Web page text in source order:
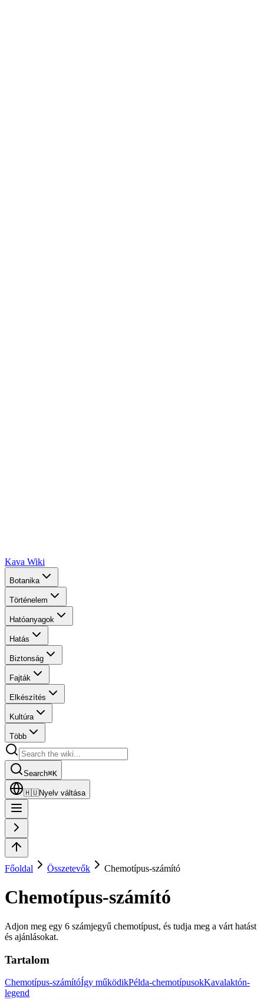
Kava Wiki
Botanika
Történelem
Hatóanyagok
Hatás
Biztonság
Fajták
Elkészítés
Kultúra
Több
Search⌘K
🇭🇺Nyelv váltása
Főoldal Összetevők Chemotípus-számító
Chemotípus-számító
Adjon meg egy 6 számjegyű chemotípust, és tudja meg a várt hatást
és ajánlásokat.
Tartalom
Chemotípus-számítóÍgy működikPélda-chemotípusokKavalaktón-
legend